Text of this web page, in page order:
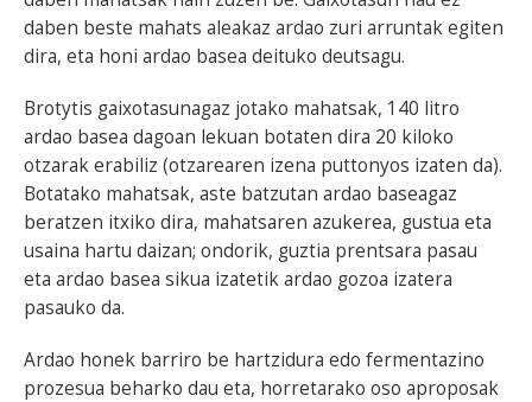
daben beste mahats aleakaz ardao zuri arruntak egiten
dira, eta honi ardao basea deituko deutsagu.
Brotytis gaixotasunagaz jotako mahatsak, 140 litro
ardao basea dagoan lekuan botaten dira 20 kiloko
otzarak erabiliz (otzarearen izena puttonyos izaten da).
Botatako mahatsak, aste batzutan ardao baseagaz
beratzen itxiko dira, mahatsaren azukerea, gustua eta
usaina hartu daizan; ondorik, guztia prentsara pasau
eta ardao basea sikua izatetik ardao gozoa izatera
pasauko da.
Ardao honek barriro be hartzidura edo fermentazino
prozesua beharko dau eta, horretarako oso aproposak